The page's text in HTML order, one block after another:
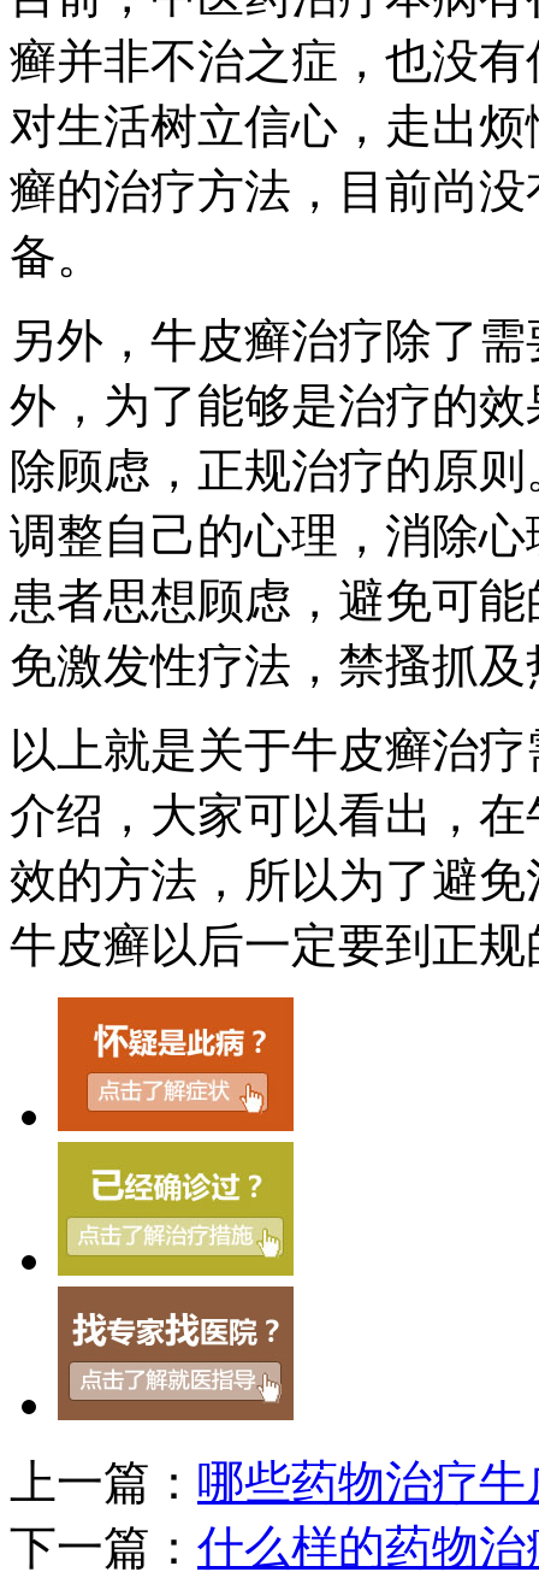
癣并非不治之症，也没
对生活树立信心，走出
癣的治疗方法，目前尚
备。
另外，牛皮癣治疗除了
外，为了能够是治疗的
除顾虑，正规治疗的原
调整自己的心理，消除
患者思想顾虑，避免可
免激发性疗法，禁搔抓
以上就是关于牛皮癣治
介绍，大家可以看出，
效的方法，所以为了避
牛皮癣以后一定要到正
上一篇： 哪些药物治疗
下一篇： 什么样的药物